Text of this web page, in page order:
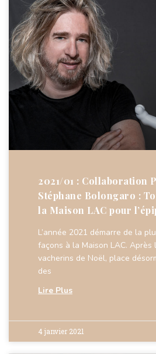
2021/01 : Collaboration
Stéphane Bolongaro :
la Maison LAC pour
L’année 2021 démarre de la
façons à la Maison LAC. Après
vacherins de Noël, place
des
Lire Plus
4 janvier 2021